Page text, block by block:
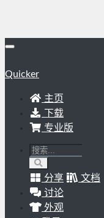
Quicker
主页
下载
专业版
分享
文档
讨论
外观